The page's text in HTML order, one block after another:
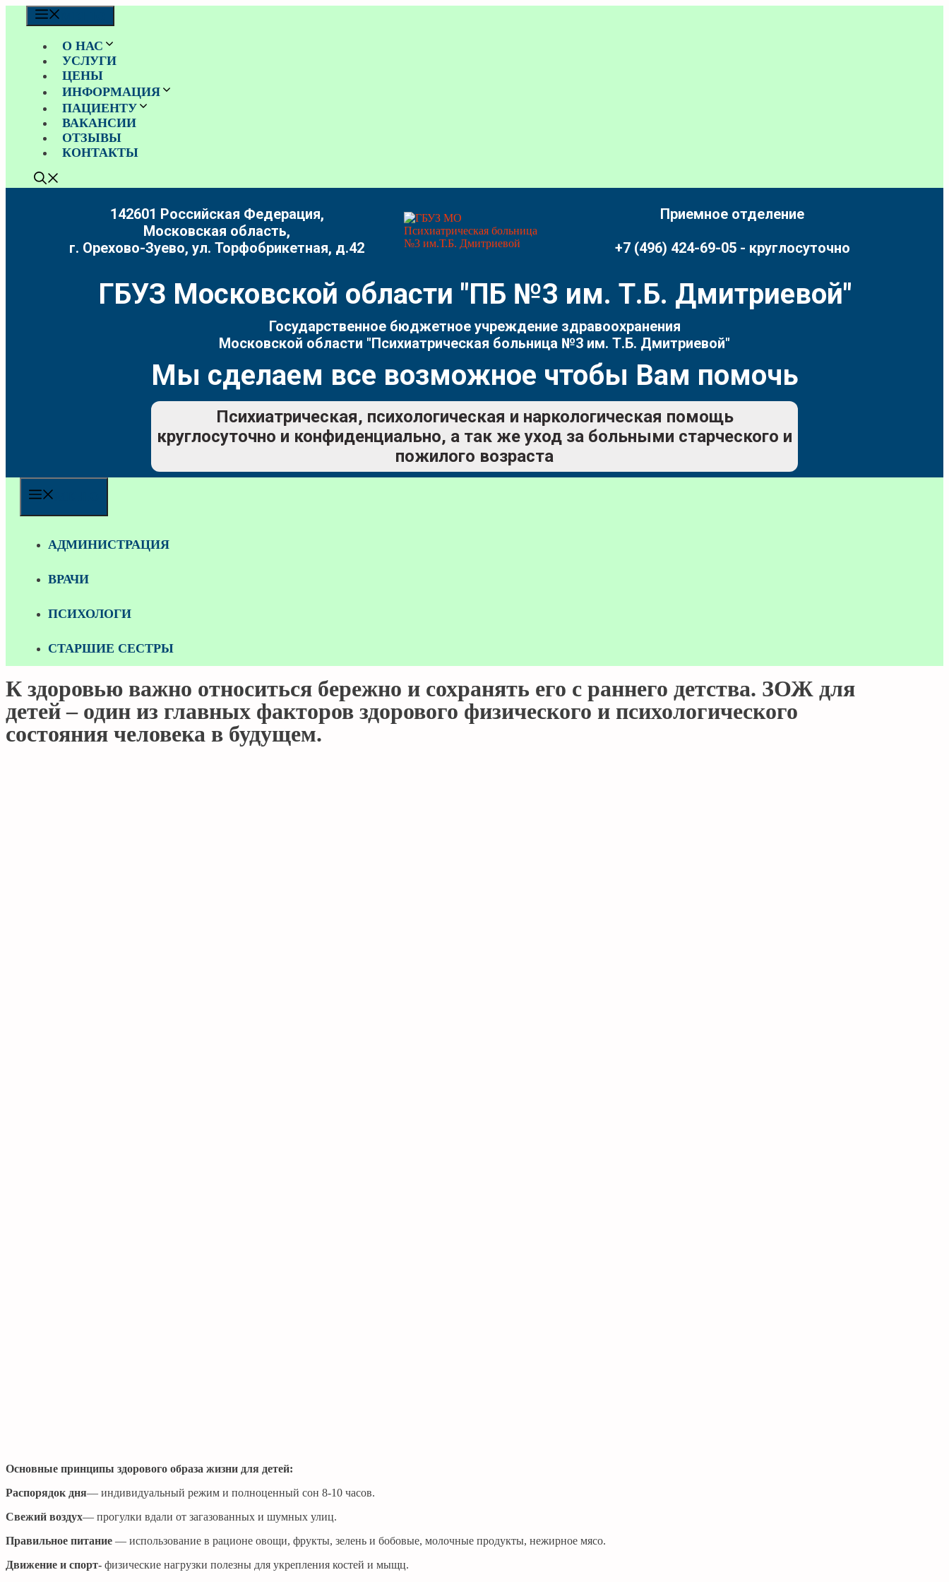
Перейти
О НАС
УСЛУГИ
ЦЕНЫ
ИНФОРМАЦИЯ
ПАЦИЕНТУ
ВАКАНСИИ
ОТЗЫВЫ
КОНТАКТЫ
142601 Российская Федерация,
Московская область,
г. Орехово-Зуево, ул. Торфобрикетная, д.42
Приемное отделение
+7 (496) 424-69-05 - круглосуточно
ГБУЗ Московской области "ПБ №3 им. Т.Б. Дмитриевой"
Государственное бюджетное учреждение здравоохранения
Московской области "Психиатрическая больница №3 им. Т.Б. Дмитриевой"
Мы сделаем все возможное чтобы Вам помочь
Психиатрическая, психологическая и наркологическая помощь
круглосуточно и конфиденциально, а так же уход за больными старческого и
пожилого возраста
АДМИНИСТРАЦИЯ
ВРАЧИ
ПСИХОЛОГИ
СТАРШИЕ СЕСТРЫ
К здоровью важно относиться бережно и сохранять его с раннего детства. ЗОЖ для
детей – один из главных факторов здорового физического и психологического
состояния человека в будущем.
Основные принципы здорового образа жизни для детей:
Распорядок дня— индивидуальный режим и полноценный сон 8-10 часов.
Свежий воздух— прогулки вдали от загазованных и шумных улиц.
Правильное питание — использование в рационе овощи, фрукты, зелень и бобовые, молочные продукты, нежирное мясо.
Движение и спорт- физические нагрузки полезны для укрепления костей и мыщц.